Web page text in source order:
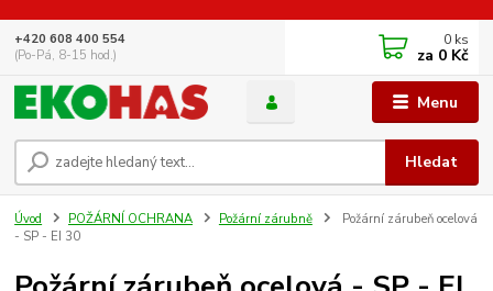
Menu
Hledat
+420 608 400 554
(Po-Pá, 8-15 hod.)
0 ks
za 0 Kč
Úvod POŽÁRNÍ OCHRANA Požární zárubně
Požární zárubeň ocelová
- SP - EI 30